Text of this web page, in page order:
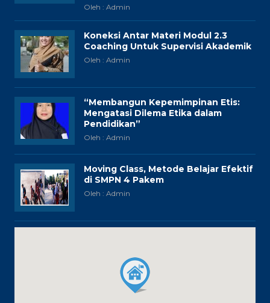
Oleh : Admin
Koneksi Antar Materi Modul 2.3
Coaching Untuk Supervisi Akademik
Oleh : Admin
“Membangun Kepemimpinan Etis:
Mengatasi Dilema Etika dalam
Pendidikan”
Oleh : Admin
Moving Class, Metode Belajar Efektif
di SMPN 4 Pakem
Oleh : Admin